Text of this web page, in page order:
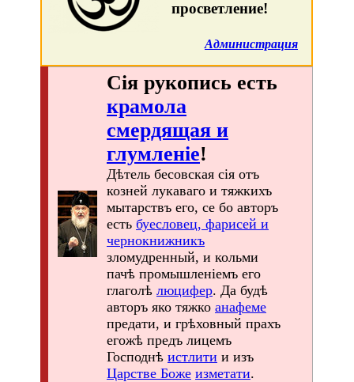
просветление!
Администрация
Сія рукопись есть
крамола
смердящая и
глумленіе!
Дѣтель бесовская сія отъ
козней лукаваго и тяжкихъ
мытарствъ его, се бо авторъ
есть буесловец, фарисей и
чернокнижникъ
зломудренный, и кольми
пачѣ промышленіемъ его
глаголѣ люцифер. Да будѣ
авторъ яко тяжко анафеме
предати, и грѣховный прахъ
егожѣ предъ лицемъ
Господнѣ истлити и изъ
Царстве Боже изметати.